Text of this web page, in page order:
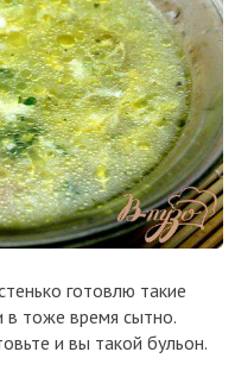
готовлю такие
в тоже время сытно.
и вы такой бульон.